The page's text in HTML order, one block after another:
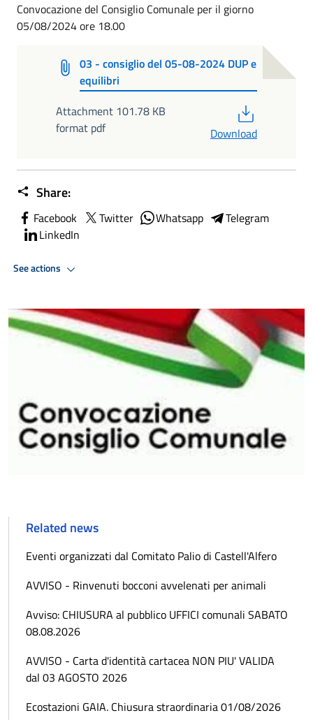
Convocazione del Consiglio Comunale per il giorno
05/08/2024 ore 18.00
03 - consiglio del 05-08-2024 DUP e
equilibri
Attachment 101.78 KB
format pdf
Download
Share:
Facebook Twitter Whatsapp
Telegram
LinkedIn
See actions
Related news
Eventi organizzati dal Comitato Palio di Castell'Alfero
AVVISO - Rinvenuti bocconi avvelenati per animali
Avviso: CHIUSURA al pubblico UFFICI comunali SABATO
08.08.2026
AVVISO - Carta d'identità cartacea NON PIU' VALIDA
dal 03 AGOSTO 2026
Ecostazioni GAIA. Chiusura straordinaria 01/08/2026